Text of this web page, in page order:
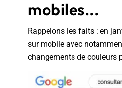
mobiles...
Rappelons les faits : en
sur mobile avec
changements de couleurs